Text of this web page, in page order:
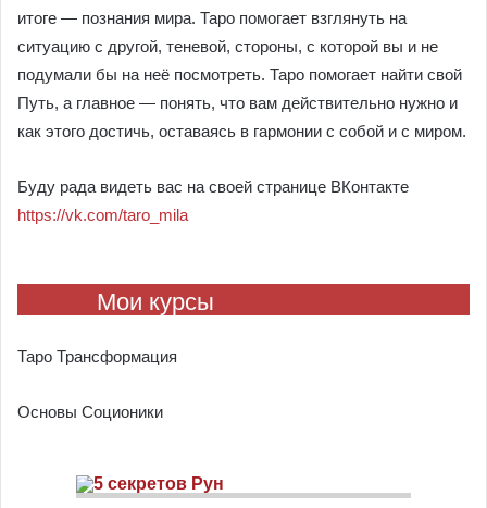
итоге — познания мира. Таро помогает взглянуть на
ситуацию с другой, теневой, стороны, с которой вы и не
подумали бы на неё посмотреть. Таро помогает найти свой
Путь, а главное — понять, что вам действительно нужно и
как этого достичь, оставаясь в гармонии с собой и с миром.
Буду рада видеть вас на своей странице ВКонтакте
https://vk.com/taro_mila
Мои курсы
Таро Трансформация
Основы Соционики